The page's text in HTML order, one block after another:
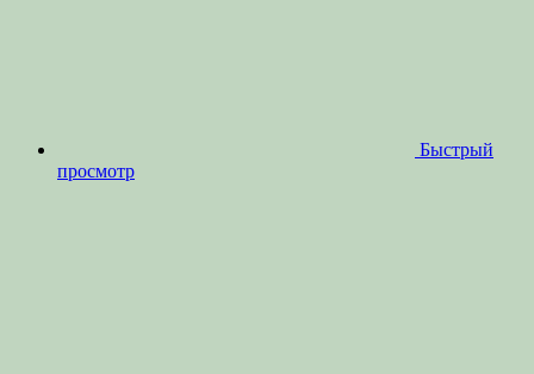
Быстрый
просмотр